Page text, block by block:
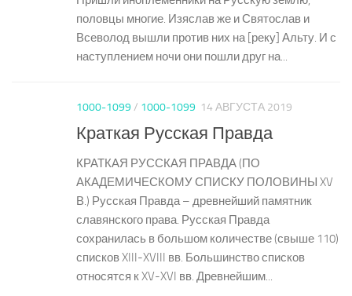
половцы многие. Изяслав же и Святослав и
Всеволод вышли против них на [реку] Альту. И с
наступлением ночи они пошли друг на...
1000-1099 / 1000-1099 14 АВГУСТА 2019
Краткая Русская Правда
КРАТКАЯ РУССКАЯ ПРАВДА (ПО
АКАДЕМИЧЕСКОМУ СПИСКУ ПОЛОВИНЫ XV
В.) Русская Правда – древнейший памятник
славянского права. Русская Правда
сохранилась в большом количестве (свыше 110)
списков XIII-XVIII вв. Большинство списков
относятся к XV-XVI вв. Древнейшим...